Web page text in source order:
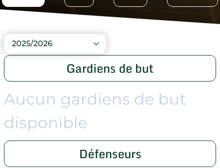
2025/2026
Gardiens de but
Aucun gardiens de but
disponible
Défenseurs